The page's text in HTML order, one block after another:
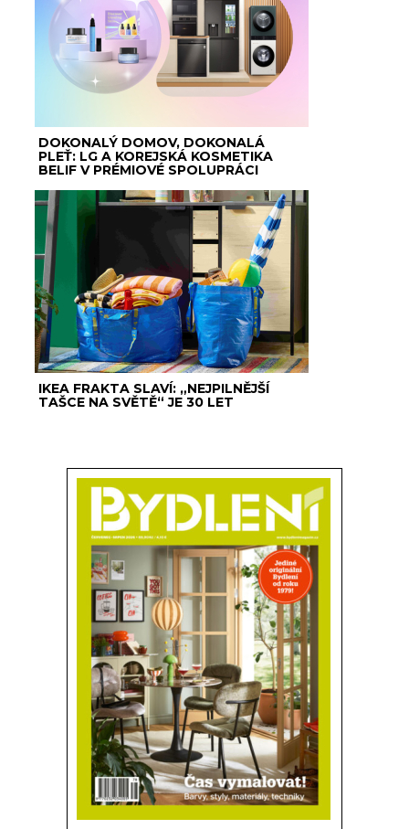
DOKONALÝ DOMOV, DOKONALÁ
PLEŤ: LG A KOREJSKÁ KOSMETIKA
BELIF V PRÉMIOVÉ SPOLUPRÁCI
IKEA FRAKTA SLAVÍ: „NEJPILNĚJŠÍ
TAŠCE NA SVĚTĚ“ JE 30 LET